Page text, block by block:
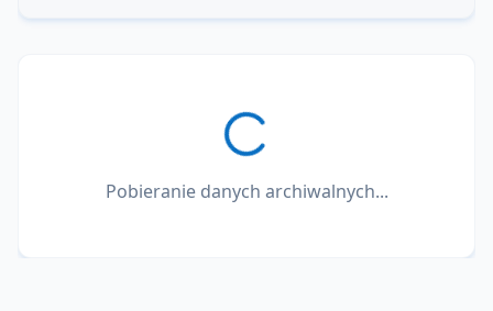
Pobieranie danych archiwalnych...